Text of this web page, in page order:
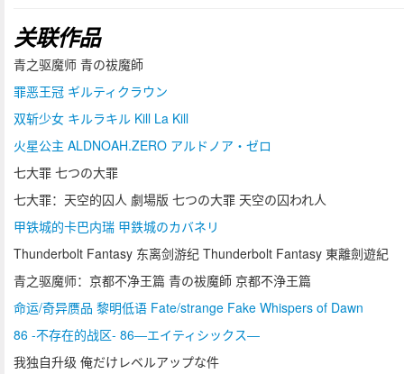
关联作品
青之驱魔师 青の祓魔師
罪恶王冠 ギルティクラウン
双斩少女 キルラキル Kill La Kill
火星公主 ALDNOAH.ZERO アルドノア・ゼロ
七大罪 七つの大罪
七大罪：天空的囚人 劇場版 七つの大罪 天空の囚われ人
甲铁城的卡巴内瑞 甲鉄城のカバネリ
Thunderbolt Fantasy 东离剑游纪 Thunderbolt Fantasy 東離劍遊紀
青之驱魔师：京都不净王篇 青の祓魔師 京都不浄王篇
命运/奇异赝品 黎明低语 Fate/strange Fake Whispers of Dawn
86 -不存在的战区- 86―エイティシックス―
我独自升级 俺だけレベルアップな件